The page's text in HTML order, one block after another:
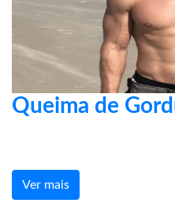
Queima de
Ver mais